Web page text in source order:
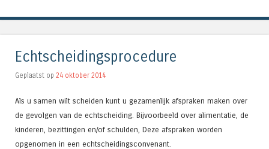
Echtscheidingsprocedure
Geplaatst op 24 oktober 2014
Als u samen wilt scheiden kunt u gezamenlijk afspraken maken over
de gevolgen van de echtscheiding. Bijvoorbeeld over alimentatie, de
kinderen, bezittingen en/of schulden, Deze afspraken worden
opgenomen in een echtscheidingsconvenant.